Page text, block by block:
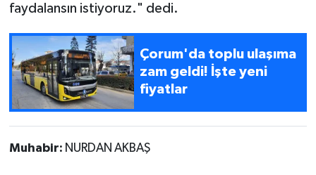
faydalansın istiyoruz." dedi.
Çorum'da toplu ulaşıma
zam geldi! İşte yeni
fiyatlar
Muhabir: NURDAN AKBAŞ